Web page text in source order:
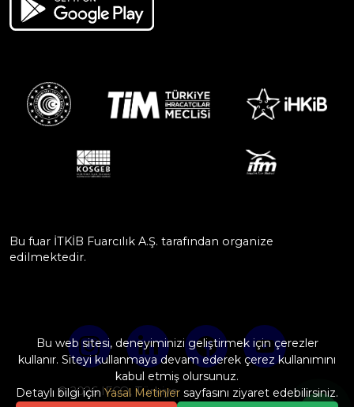
Bu fuar İTKİB Fuarcılık A.Ş. tarafından organize
edilmektedir.
© 2026 IFCO, Türkiye
Bu web sitesi, deneyiminizi geliştirmek için çerezler
kullanır. Siteyi kullanmaya devam ederek çerez kullanımını
kabul etmiş olursunuz.
Detaylı bilgi içinYasal Metinler sayfasını ziyaret edebilirsiniz.